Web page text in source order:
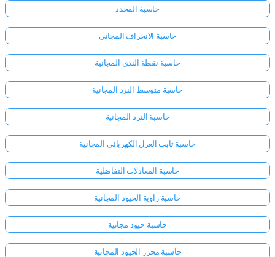
حاسبة المحدد
حاسبة الانحراف المجاني
حاسبة نقطة الندى المجانية
حاسبة متوسط النرد المجانية
حاسبة النرد المجانية
حاسبة ثابت العزل الكهربائي المجانية
حاسبة المعادلات التفاضلية
حاسبة زاوية الحيود المجانية
حاسبة حيود مجانية
حاسبة محزز الحيود المجانية